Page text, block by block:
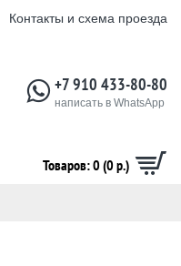
Контакты и схема проезда
+7 910 433-80-80
написать в WhatsApp
Товаров: 0 (0 р.)